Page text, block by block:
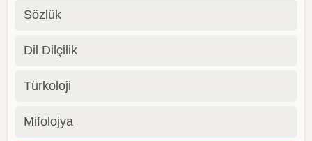
Sözlük
Dil Dilçilik
Türkoloji
Mifolojya